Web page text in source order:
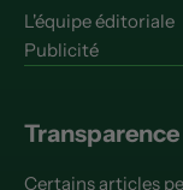
L'équipe éditoriale
Publicité
Transparence
Certains articles